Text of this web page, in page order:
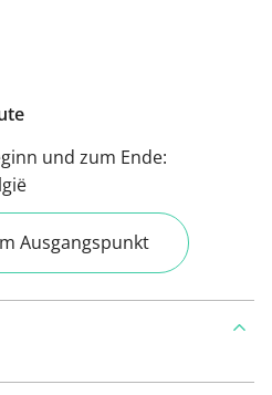
und zum Ende:
Ausgangspunkt